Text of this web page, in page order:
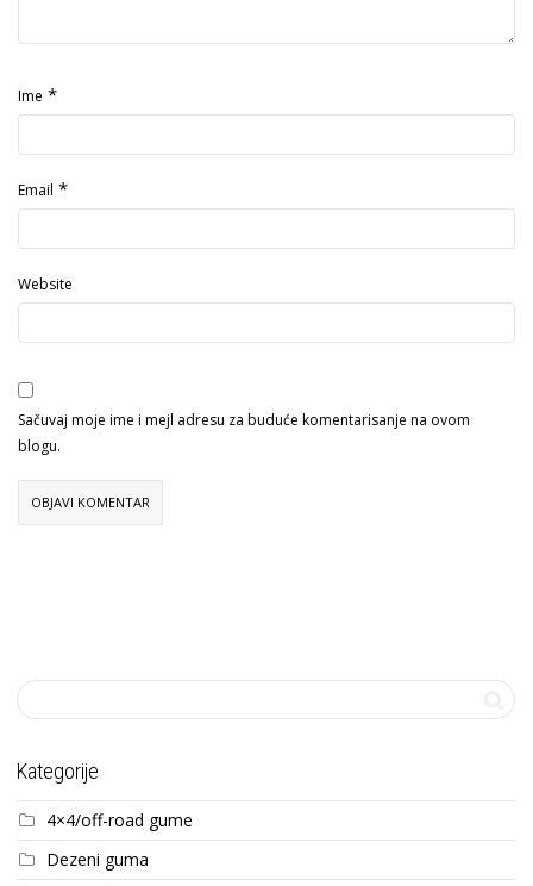
Ime *
Email *
Website
Sačuvaj moje ime i mejl adresu za buduće komentarisanje na ovom
blogu.
Kategorije
4×4/off-road gume
Dezeni guma